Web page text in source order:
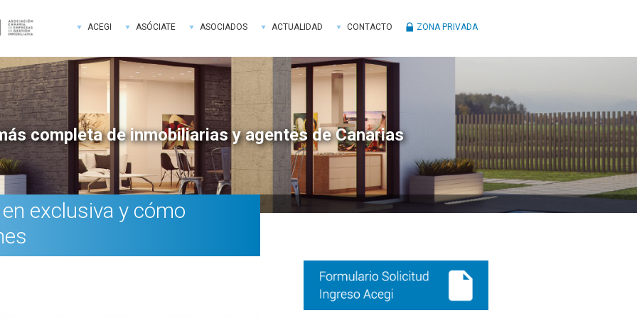
ACEGI ASÓCIATE ASOCIADOS ACTUALIDAD CONTACTO ZONA PRIVADA
completa de inmobiliarias y agentes de Canarias
exclusiva y cómo
Barra
lateral
principal